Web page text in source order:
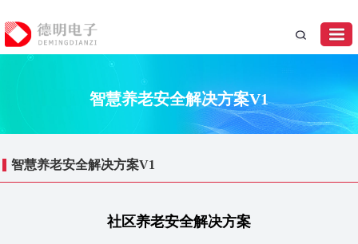
智慧养老安全解决方案V1
智慧养老安全解决方案V1
社区养老安全解决方案